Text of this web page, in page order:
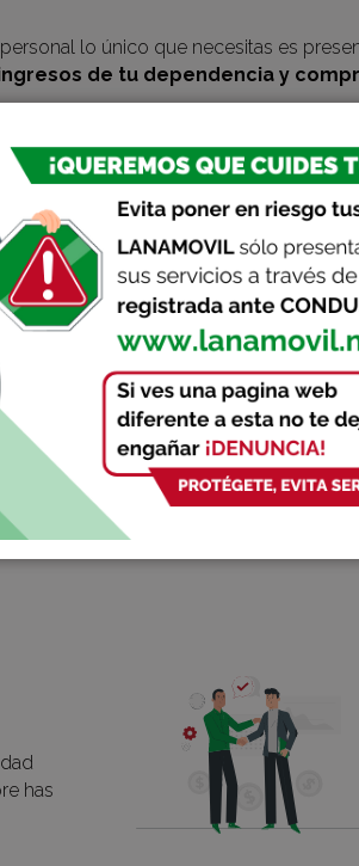
lo único que necesitas es
de tu dependencia y
que
poner en riesgo tus datos y tu
este nuevo método de fraude
has